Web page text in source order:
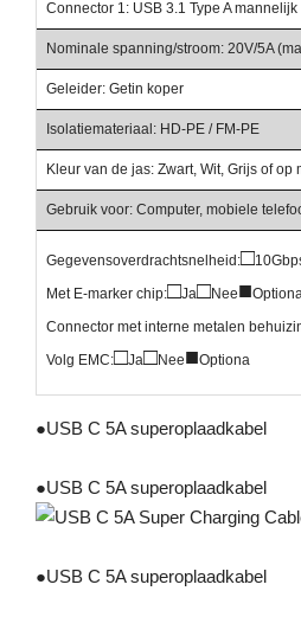
Connector 1: USB 3.1 Type A mannelijk
Nominale spanning/stroom: 20V/5A
Geleider: Getin koper
Isolatiemateriaal: HD-PE / FM-PE
Kleur van de jas: Zwart, Wit, Grijs of op
Gebruik voor: Computer, mobiele
Gegevensoverdrachtsnelheid:□
Met E-marker chip:□Ja□Nee■Optiona
Connector met interne metalen
Volg EMC:□Ja□Nee■Optiona
●USB C 5A superoplaadkabel
●USB C 5A superoplaadkabel
●USB C 5A superoplaadkabel